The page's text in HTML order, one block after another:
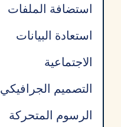
استضافة الملفات
استعادة البيانات
الاجتماعية
التصميم الجرافيكي
الرسوم المتحركة